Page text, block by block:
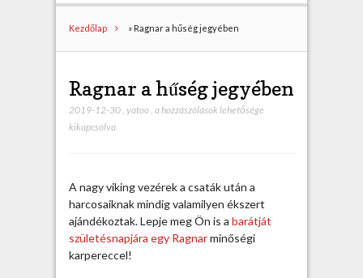
h
Kezdőlap » Ragnar a hűség jegyében
Ragnar a hűség jegyében
2019-12-30, yatoo, R
r
a
h
ű
a hozzászólások lehetősége
kikapcsolva
A nagy viking vezérek a csaták után a
harcosaiknak mindig valamilyen ékszert
ajándékoztak. Lepje meg Ön is a barátját
születésnapjára egy Ragnarminőségi
karpereccel!